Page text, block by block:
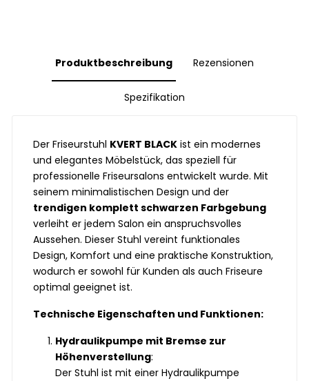
Produktbeschreibung Rezensionen
Spezifikation
Der Friseurstuhl KVERT BLACK ist ein modernes
und elegantes Möbelstück, das speziell für
professionelle Friseursalons entwickelt wurde. Mit
seinem minimalistischen Design und der
trendigen komplett schwarzen Farbgebung
verleiht er jedem Salon ein anspruchsvolles
Aussehen. Dieser Stuhl vereint funktionales
Design, Komfort und eine praktische Konstruktion,
wodurch er sowohl für Kunden als auch Friseure
optimal geeignet ist.
Technische Eigenschaften und Funktionen:
Hydraulikpumpe mit Bremse zur
Höhenverstellung:
Der Stuhl ist mit einer Hydraulikpumpe